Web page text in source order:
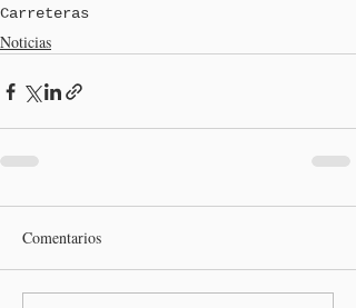
Carreteras
Noticias
Comentarios